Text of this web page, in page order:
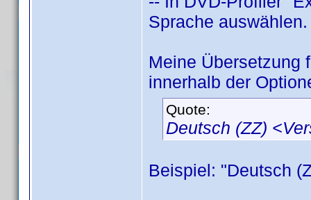
Sprache auswählen.
Meine Übersetzung
innerhalb der
Quote:
Deutsch (ZZ)
Beispiel: "Deutsch